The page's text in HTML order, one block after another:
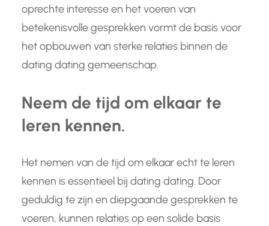
oprechte interesse en het voeren van
betekenisvolle gesprekken vormt de basis voor
het opbouwen van sterke relaties binnen de
dating dating gemeenschap.
Neem de tijd om elkaar te
leren kennen.
Het nemen van de tijd om elkaar echt te leren
kennen is essentieel bij dating dating. Door
geduldig te zijn en diepgaande gesprekken te
voeren, kunnen relaties op een solide basis